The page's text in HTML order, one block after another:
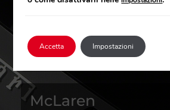
BMW M
Scopri i modelli
McLaren
Accetta Impostazioni